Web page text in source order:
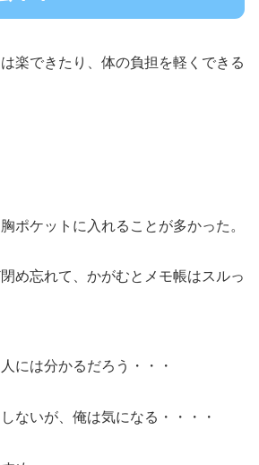
楽できたり、体の負担を軽くできる
ポケットに入れることが多かった。
め忘れて、かがむとメモ帳はスルっ
には分かるだろう・・・
ないが、俺は気になる・・・・